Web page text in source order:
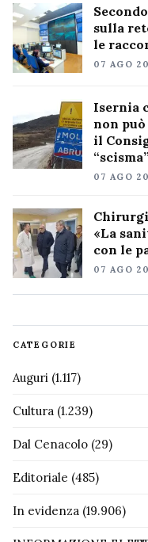
sulla
le
07 AGO
Isernia
non
il
“scisma”
07 AGO
«La
con le
07 AGO
CATEGORIE
Auguri (1.117)
Cultura (1.239)
Dal Cenacolo (29)
Editoriale (485)
In evidenza (19.906)